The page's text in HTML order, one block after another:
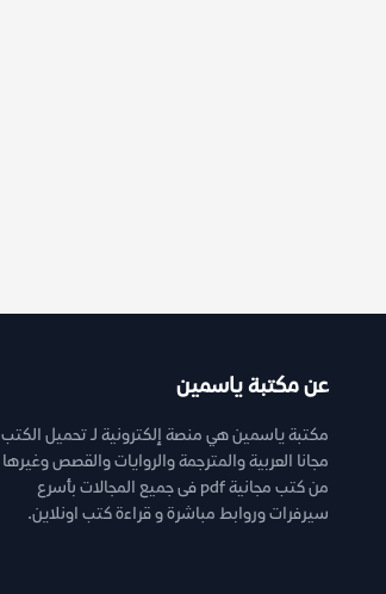
عن مكتبة ياسمين
مكتبة ياسمين هي منصة إلكترونية لـ تحميل الكتب
مجانا العربية والمترجمة والروايات والقصص وغيرها
من كتب مجانية pdf فى جميع المجالات بأسرع
سيرفرات وروابط مباشرة و قراءة كتب اونلاين.